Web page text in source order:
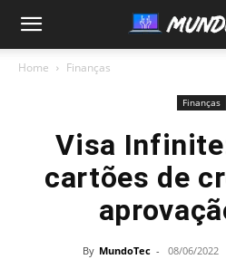
MundoTec
Home Finanças
Finanças
Visa
cartões de
By MundoTec - 08/06/2022